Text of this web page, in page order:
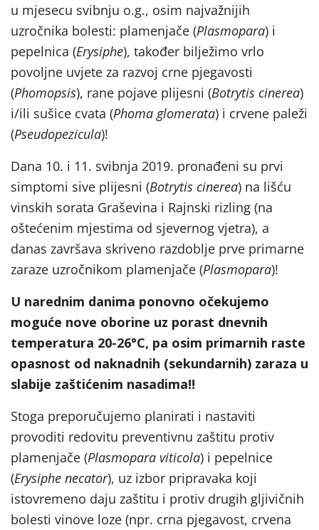
u mjesecu svibnju o.g., osim najvažnijih
uzročnika bolesti: plamenjače (Plasmopara) i
pepelnica (Erysiphe), također bilježimo vrlo
povoljne uvjete za razvoj crne pjegavosti
(Phomopsis), rane pojave plijesni (Botrytis cinerea)
i/ili sušice cvata (Phoma glomerata) i crvene paleži
(Pseudopezicula)!
Dana 10. i 11. svibnja 2019. pronađeni su prvi
simptomi sive plijesni (Botrytis cinerea) na lišću
vinskih sorata Graševina i Rajnski rizling (na
oštećenim mjestima od sjevernog vjetra), a
danas završava skriveno razdoblje prve primarne
zaraze uzročnikom plamenjače (Plasmopara)!
U narednim danima ponovno očekujemo
moguće nove oborine uz porast dnevnih
temperatura 20-26°C, pa osim primarnih raste
opasnost od naknadnih (sekundarnih) zaraza u
slabije zaštićenim nasadima!!
Stoga preporučujemo planirati i nastaviti
provoditi redovitu preventivnu zaštitu protiv
plamenjače (Plasmopara viticola) i pepelnice
(Erysiphe necator), uz izbor pripravaka koji
istovremeno daju zaštitu i protiv drugih gljivičnih
bolesti vinove loze (npr. crna pjegavost, crvena